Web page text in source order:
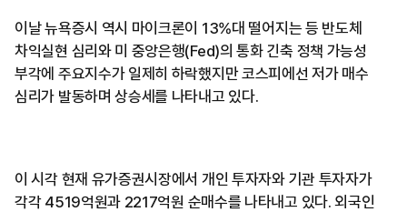
이날 뉴욕증시 역시 마이크론이 13%대 떨어지는 등 반도체
차익실현 심리와 미 중앙은행(Fed)의 통화 긴축 정책 가능성
부각에 주요지수가 일제히 하락했지만 코스피에선 저가 매수
심리가 발동하며 상승세를 나타내고 있다.
이 시각 현재 유가증권시장에서 개인 투자자와 기관 투자자가
각각 4519억원과 2217억원 순매수를 나타내고 있다. 외국인